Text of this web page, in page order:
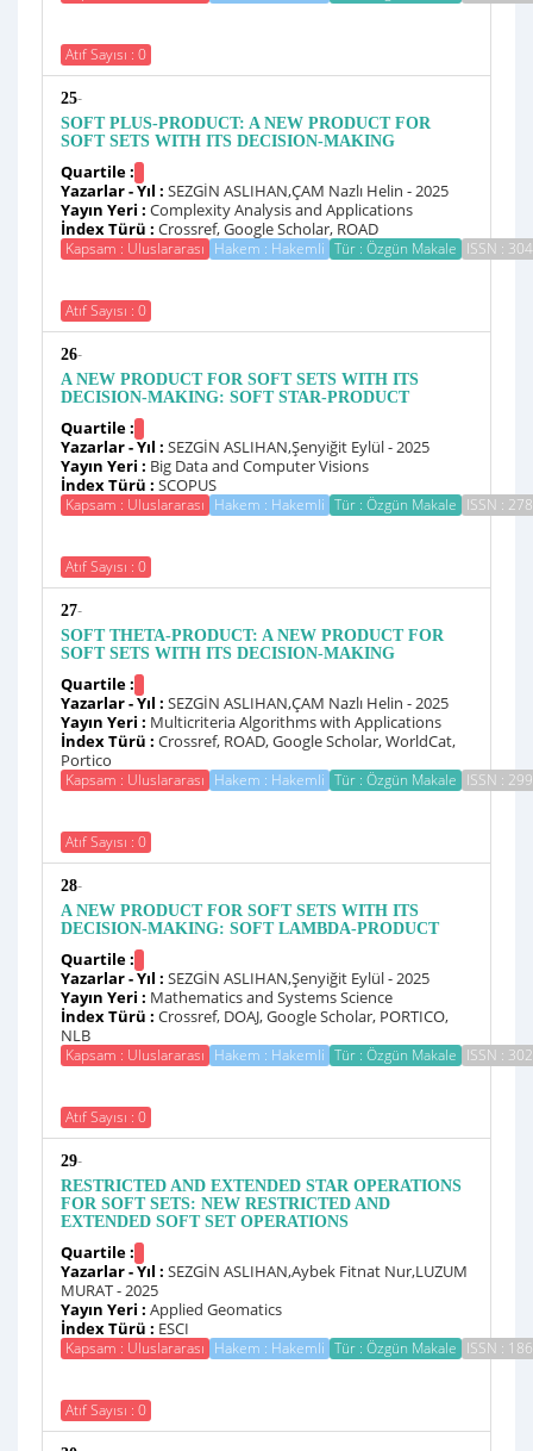
Atıf Sayısı : 0
25-
SOFT PLUS-PRODUCT: A NEW PRODUCT FOR
SOFT SETS WITH ITS DECISION-MAKING
Quartile :
Yazarlar - Yıl : SEZGİN ASLIHAN,ÇAM Nazlı Helin - 2025
Yayın Yeri : Complexity Analysis and Applications
İndex Türü : Crossref, Google Scholar, ROAD
Kapsam : Uluslararası Hakem : Hakemli Tür : Özgün Makale ISSN :
Atıf Sayısı : 0
26-
A NEW PRODUCT FOR SOFT SETS WITH ITS
DECISION-MAKING: SOFT STAR-PRODUCT
Quartile :
Yazarlar - Yıl : SEZGİN ASLIHAN,Şenyiğit Eylül - 2025
Yayın Yeri : Big Data and Computer Visions
İndex Türü : SCOPUS
Kapsam : Uluslararası Hakem : Hakemli Tür : Özgün Makale ISSN :
Atıf Sayısı : 0
27-
SOFT THETA-PRODUCT: A NEW PRODUCT FOR
SOFT SETS WITH ITS DECISION-MAKING
Quartile :
Yazarlar - Yıl : SEZGİN ASLIHAN,ÇAM Nazlı Helin - 2025
Yayın Yeri : Multicriteria Algorithms with Applications
İndex Türü : Crossref, ROAD, Google Scholar, WorldCat,
Portico
Kapsam : Uluslararası Hakem : Hakemli Tür : Özgün Makale ISSN :
Atıf Sayısı : 0
28-
A NEW PRODUCT FOR SOFT SETS WITH ITS
DECISION-MAKING: SOFT LAMBDA-PRODUCT
Quartile :
Yazarlar - Yıl : SEZGİN ASLIHAN,Şenyiğit Eylül - 2025
Yayın Yeri : Mathematics and Systems Science
İndex Türü : Crossref, DOAJ, Google Scholar, PORTICO,
NLB
Kapsam : Uluslararası Hakem : Hakemli Tür : Özgün Makale ISSN :
Atıf Sayısı : 0
29-
RESTRICTED AND EXTENDED STAR OPERATIONS
FOR SOFT SETS: NEW RESTRICTED AND
EXTENDED SOFT SET OPERATIONS
Quartile :
Yazarlar - Yıl : SEZGİN ASLIHAN,Aybek Fitnat Nur,LUZUM
MURAT - 2025
Yayın Yeri : Applied Geomatics
İndex Türü : ESCI
Kapsam : Uluslararası Hakem : Hakemli Tür : Özgün Makale ISSN :
Atıf Sayısı : 0